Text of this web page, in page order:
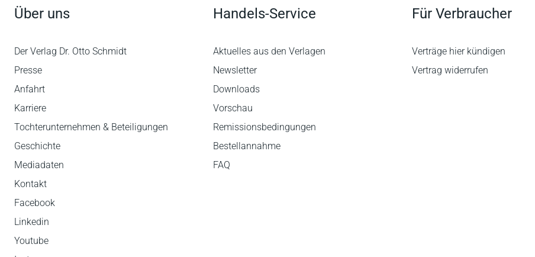
Über uns
Der Verlag Dr. Otto Schmidt
Presse
Anfahrt
Karriere
Tochterunternehmen & Beteiligungen
Geschichte
Mediadaten
Kontakt
Facebook
Linkedin
Youtube
Handels-Service
Aktuelles aus den Verlagen
Newsletter
Downloads
Vorschau
Remissionsbedingungen
Bestellannahme
FAQ
Für Verbraucher
Verträge hier kündigen
Vertrag widerrufen